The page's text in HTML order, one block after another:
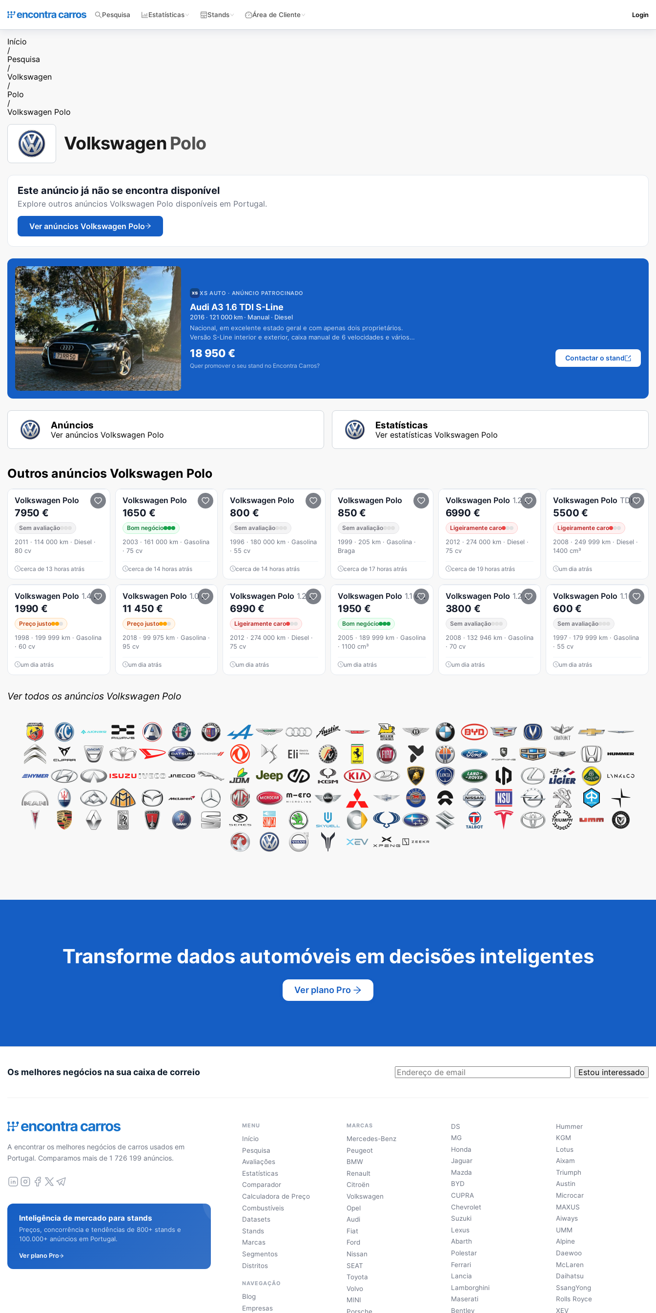
Pesquisa Estatísticas Stands Área de Cliente Login
Início
/
Pesquisa
/
Volkswagen
/
Polo
/
Volkswagen Polo
Volkswagen Polo
Este anúncio já não se encontra disponível
Explore outros anúncios Volkswagen Polo disponíveis em Portugal.
Ver anúncios Volkswagen Polo
XS AUTO · ANÚNCIO PATROCINADO
Audi A3 1.6 TDI S-Line
2016 · 121 000 km · Manual · Diesel
Nacional, em excelente estado geral e com apenas dois proprietários.
Versão S-Line interior e exterior, caixa manual de 6 velocidades e vários
18 950€
Quer promover o seu stand no Encontra Carros?
Contactar o stand
Anúncios
Ver anúncios Volkswagen Polo
Estatísticas
Ver estatísticas Volkswagen Polo
Outros anúncios Volkswagen Polo
Volkswagen Polo
7950 €
Sem avaliação
2011 · 114 000 km · Diesel ·
80 cv
cerca de 13 horas atrás
Volkswagen Polo
1650 €
Bom negócio
2003 · 161 000 km · Gasolina
· 75 cv
cerca de 14 horas atrás
Volkswagen Polo
800 €
Sem avaliação
1996 · 180 000 km · Gasolina
· 55 cv
cerca de 14 horas atrás
Volkswagen Polo
850 €
Sem avaliação
1999 · 205 km · Gasolina ·
Braga
cerca de 17 horas atrás
Volkswagen Polo 1.2 TDi BlueMotion
6990 €
Ligeiramente caro
2012 · 274 000 km · Diesel ·
75 cv
cerca de 19 horas atrás
Volkswagen Polo TDI
5500 €
Ligeiramente caro
2008 · 249 999 km · Diesel ·
1400 cm³
um dia atrás
Volkswagen Polo 1.4 GL Highline
1990 €
Preço justo
1998 · 199 999 km · Gasolina
· 60 cv
um dia atrás
Volkswagen Polo 1.0 TSI Confortline
11 450 €
Preço justo
2018 · 99 975 km · Gasolina ·
95 cv
um dia atrás
Volkswagen Polo 1.2 TDi BlueMotion
6990 €
Ligeiramente caro
2012 · 274 000 km · Diesel ·
75 cv
um dia atrás
Volkswagen Polo 1.1 cc inspecção ate 2028
1950 €
Bom negócio
2005 · 189 999 km · Gasolina
· 1100 cm³
um dia atrás
Volkswagen Polo 1.2 Confortline
3800 €
Sem avaliação
2008 · 132 946 km · Gasolina
· 70 cv
um dia atrás
Volkswagen Polo 1.1
600 €
Sem avaliação
1997 · 179 999 km · Gasolina
· 55 cv
um dia atrás
Ver todos os anúncios Volkswagen Polo
Transforme dados automóveis em decisões inteligentes
Ver plano Pro
Os melhores negócios na sua caixa de correio Estou interessado
A encontrar os melhores negócios de carros usados em
Portugal. Comparamos mais de 1 726 199 anúncios.
Inteligência de mercado para stands
Preços, concorrência e tendências de 800+ stands e
100.000+ anúncios em Portugal.
Ver plano Pro
MENU
Início
Pesquisa
Avaliações
Estatísticas
Comparador
Calculadora de Preço
Combustíveis
Datasets
Stands
Marcas
Segmentos
Distritos
NAVEGAÇÃO
Blog
Empresas
MARCAS
Mercedes-Benz
Peugeot
BMW
Renault
Citroën
Volkswagen
Opel
Audi
Fiat
Ford
Nissan
SEAT
Toyota
Volvo
MINI
DS
MG
Honda
Jaguar
Mazda
BYD
CUPRA
Chevrolet
Suzuki
Lexus
Abarth
Polestar
Ferrari
Lancia
Lamborghini
Maserati
Bentley
Hummer
KGM
Lotus
Aixam
Triumph
Austin
Microcar
MAXUS
Aiways
UMM
Alpine
Daewoo
McLaren
Daihatsu
SsangYong
Rolls Royce
XEV